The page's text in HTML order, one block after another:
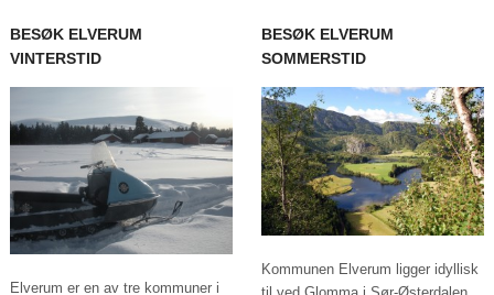
BESØK ELVERUM
VINTERSTID
Elverum er en av tre kommuner i
BESØK ELVERUM
SOMMERSTID
Kommunen Elverum ligger idyllisk